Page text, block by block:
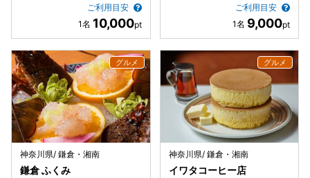
ご利用目安
10,000
ご利用目安
9,000
神奈川県/ 鎌倉・湘南
鎌倉 ふくみ
神奈川県/ 鎌倉・湘南
イワタコーヒー店